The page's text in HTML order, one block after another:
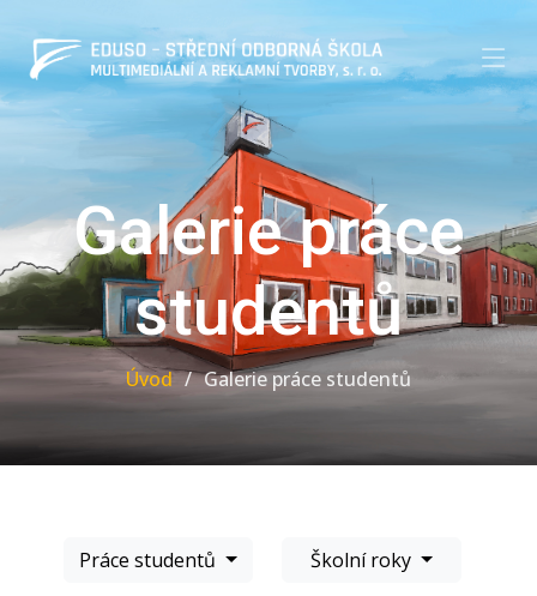
Galerie práce
studentů
Úvod Galerie práce studentů
Práce studentů Školní roky